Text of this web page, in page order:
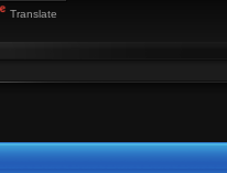
Translate